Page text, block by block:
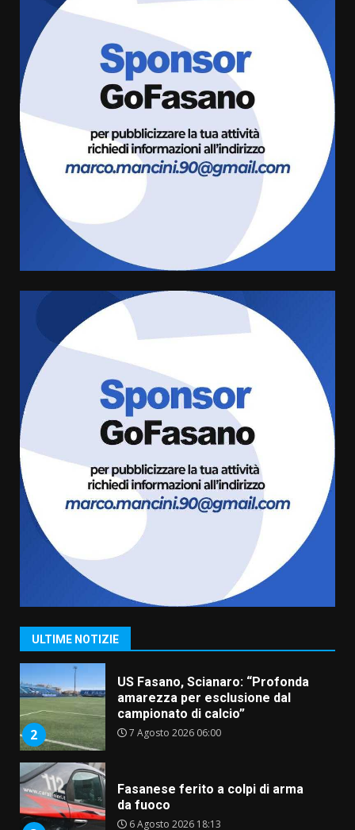
ULTIME NOTIZIE
Fasanese ferito a colpi di arma
da fuoco
6 Agosto 2026 18:13
Carta d’identità: continua il piano
di aperture straordinarie del
Comune di Fasano
cittadina di Fratelli d’Italia,
pronta a tornare in Consiglio
comunale
6 Agosto 2026 08:00
Cura dei beni comuni e
cittadinanza attiva: online
l’avviso per la gestione
condivisa della Villetta di
Laureto
La magia del Minareto e la prima
assoluta de “L’Albergo
Belvedere. Il rapimento”
6 Agosto 2026 06:15
1
“I Contestatori: Musica di
Rivoluzione”: nuovo
appuntamento con “Fasano in
2
US Fasano, Scianaro: “Profonda
amarezza per esclusione dal
campionato di calcio”
7 Agosto 2026 06:00
Fasanese ferito a colpi di arma
da fuoco
6 Agosto 2026 18:13